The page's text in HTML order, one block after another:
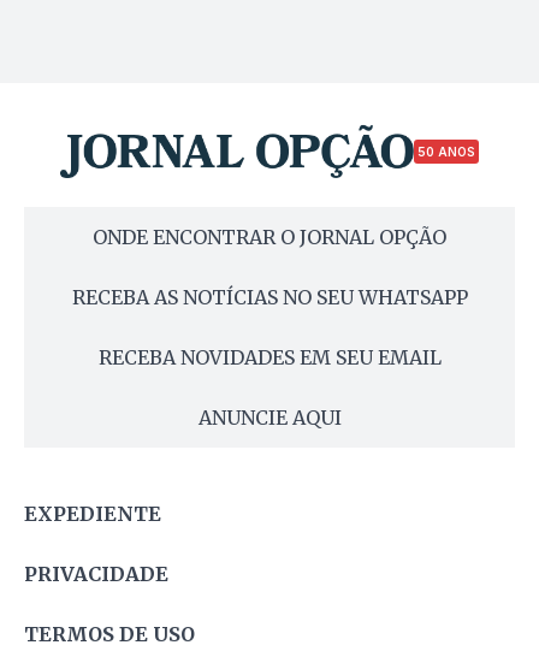
50 ANOS
ONDE ENCONTRAR O JORNAL OPÇÃO
RECEBA AS NOTÍCIAS NO SEU WHATSAPP
RECEBA NOVIDADES EM SEU EMAIL
ANUNCIE AQUI
EXPEDIENTE
PRIVACIDADE
TERMOS DE USO